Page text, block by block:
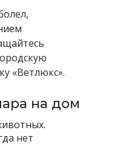
«Ветлюкс».
на дом
нет